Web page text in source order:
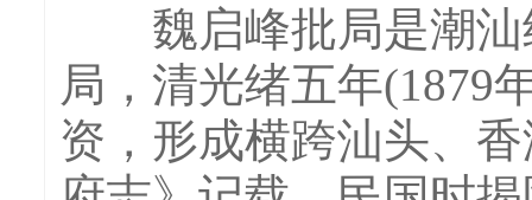
魏启峰批局是潮汕
局，清光绪五年(1879
资，形成横跨汕头、